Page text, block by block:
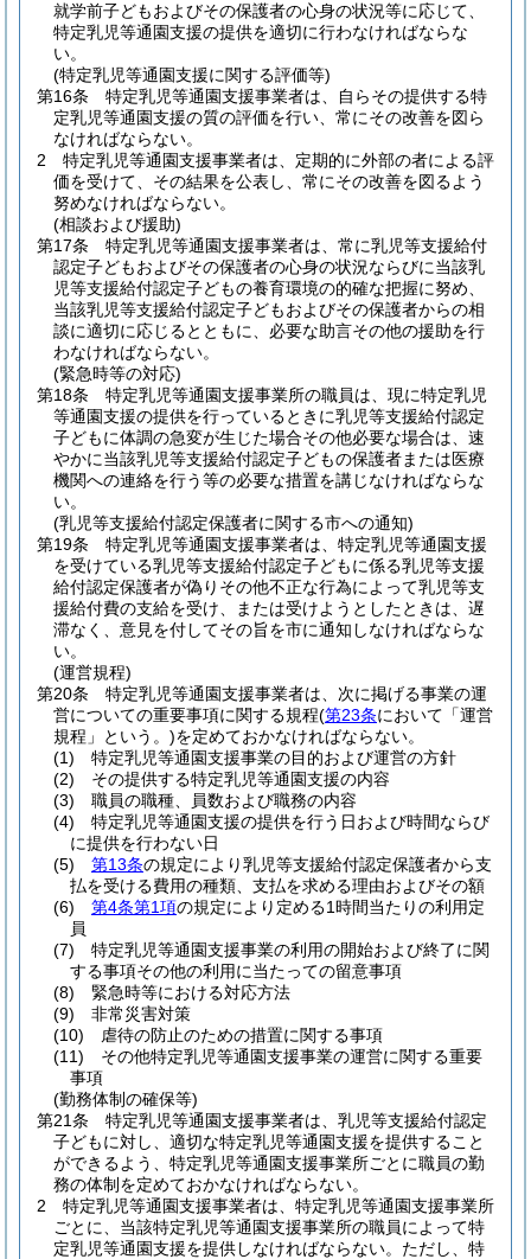
就学前子どもおよびその保護者の心身の状況等に応じて、
特定乳児等通園支援の提供を適切に行わなければならな
い。
(特定乳児等通園支援に関する評価等)
第16条
特定乳児等通園支援事業者は、自らその提供する特
定乳児等通園支援の質の評価を行い、常にその改善を図ら
なければならない。
2
特定乳児等通園支援事業者は、定期的に外部の者による評
価を受けて、その結果を公表し、常にその改善を図るよう
努めなければならない。
(相談および援助)
第17条
特定乳児等通園支援事業者は、常に乳児等支援給付
認定子どもおよびその保護者の心身の状況ならびに当該乳
児等支援給付認定子どもの養育環境の的確な把握に努め、
当該乳児等支援給付認定子どもおよびその保護者からの相
談に適切に応じるとともに、必要な助言その他の援助を行
わなければならない。
(緊急時等の対応)
第18条
特定乳児等通園支援事業所の職員は、現に特定乳児
等通園支援の提供を行っているときに乳児等支援給付認定
子どもに体調の急変が生じた場合その他必要な場合は、速
やかに当該乳児等支援給付認定子どもの保護者または医療
機関への連絡を行う等の必要な措置を講じなければならな
い。
(乳児等支援給付認定保護者に関する市への通知)
第19条
特定乳児等通園支援事業者は、特定乳児等通園支援
を受けている乳児等支援給付認定子どもに係る乳児等支援
給付認定保護者が偽りその他不正な行為によって乳児等支
援給付費の支給を受け、または受けようとしたときは、遅
滞なく、意見を付してその旨を市に通知しなければならな
い。
(運営規程)
第20条
特定乳児等通園支援事業者は、次に掲げる事業の運
営についての重要事項に関する規程(第23条において「運営
規程」という。)を定めておかなければならない。
(1)
特定乳児等通園支援事業の目的および運営の方針
(2)
その提供する特定乳児等通園支援の内容
(3)
職員の職種、員数および職務の内容
(4)
特定乳児等通園支援の提供を行う日および時間ならび
に提供を行わない日
(5)
第13条の規定により乳児等支援給付認定保護者から支
払を受ける費用の種類、支払を求める理由およびその額
(6)
第4条第1項の規定により定める1時間当たりの利用定
員
(7)
特定乳児等通園支援事業の利用の開始および終了に関
する事項その他の利用に当たっての留意事項
(8)
緊急時等における対応方法
(9)
非常災害対策
(10)
虐待の防止のための措置に関する事項
(11)
その他特定乳児等通園支援事業の運営に関する重要
事項
(勤務体制の確保等)
第21条
特定乳児等通園支援事業者は、乳児等支援給付認定
子どもに対し、適切な特定乳児等通園支援を提供すること
ができるよう、特定乳児等通園支援事業所ごとに職員の勤
務の体制を定めておかなければならない。
2
特定乳児等通園支援事業者は、特定乳児等通園支援事業所
ごとに、当該特定乳児等通園支援事業所の職員によって特
定乳児等通園支援を提供しなければならない。 ただし、特